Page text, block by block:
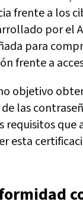
frente a los
por el
para
frente a
objetivo
las
requisitos que
esta